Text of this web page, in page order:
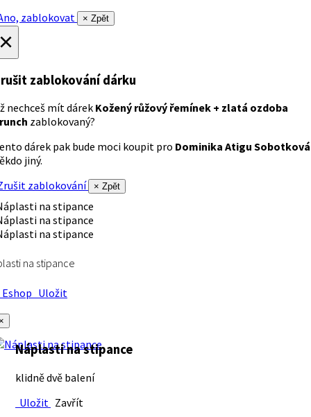
zablokovat
× Zpět
zablokování dárku
nechceš mít dárek Kožený růžový řemínek + zlatá ozdoba
zablokovaný?
dárek pak bude moci koupit pro Dominika Atigu Sobotková
jiný.
zablokování
× Zpět
na stipance
Uložit
Náplasti na stipance
klidně dvě balení
Uložit Zavřít